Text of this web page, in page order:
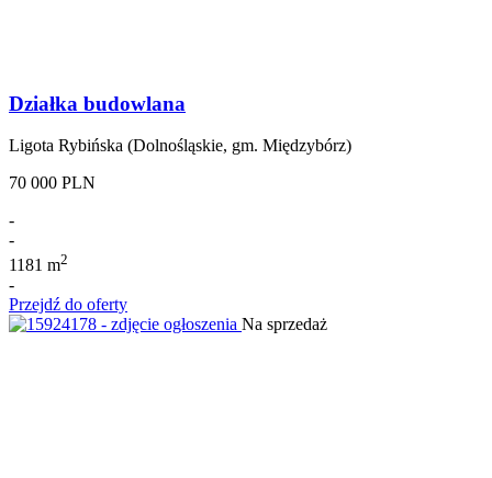
Działka budowlana
Ligota Rybińska (Dolnośląskie, gm. Międzybórz)
70 000 PLN
-
-
1181 m2
-
Przejdź do oferty
Na sprzedaż